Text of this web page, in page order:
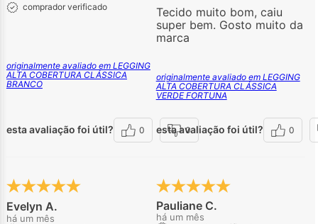
comprador verificado
originalmente avaliado em LEGGING
ALTA COBERTURA CLÁSSICA
BRANCO
esta avaliação foi útil? 0 0
Tecido muito bom, caiu
super bem. Gosto muito da
marca
originalmente avaliado em LEGGING
ALTA COBERTURA CLÁSSICA
VERDE FORTUNA
esta avaliação foi útil? 0
Evelyn A.
há um mês
Pauliane C.
há um mês